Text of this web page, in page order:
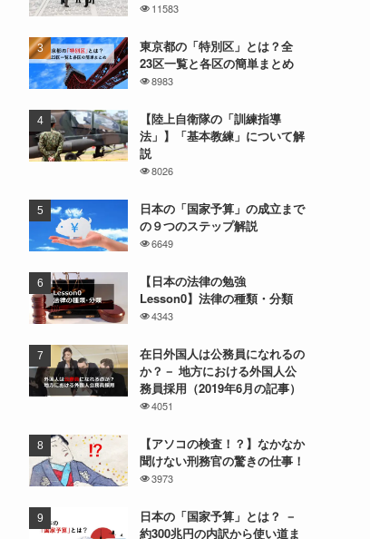
11583
東京都の「特別区」とは？全
23区一覧と各区の簡単まとめ
8983
【陸上自衛隊の「訓練指導
法」】「基本教練」について解
説
8026
日本の「国家予算」の成立まで
の９つのステップ解説
6649
【日本の法律の勉強
Lesson0】法律の種類・分類
4343
在日外国人は公務員になれるの
か？－ 地方における外国人公
務員採用（2019年6月の記事）
4051
【アソコの検査！？】なかなか
聞けない刑務官の驚きの仕事！
3973
日本の「国家予算」とは？ －
約300兆円の内訳から使い道ま